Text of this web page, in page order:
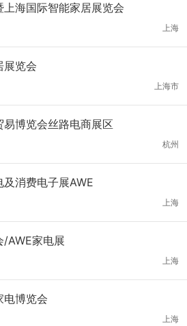
海国际智能家居展览会
上海
展览会
上海市
博览会丝路电商展区
杭州
消费电子展AWE
上海
AWE家电展
上海
博览会
上海